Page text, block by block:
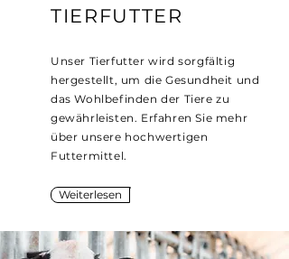
TIERFUTTER
Unser Tierfutter wird sorgfältig
hergestellt, um die Gesundheit und
das Wohlbefinden der Tiere zu
gewährleisten. Erfahren Sie mehr
über unsere hochwertigen
Futtermittel.
Weiterlesen